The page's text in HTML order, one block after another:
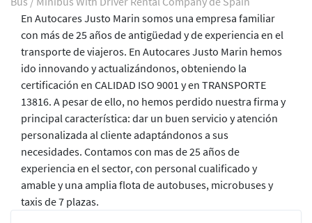
En Autocares Justo Marin somos una empresa familiar
con más de 25 años de antigüedad y de experiencia en el
transporte de viajeros. En Autocares Justo Marin hemos
ido innovando y actualizándonos, obteniendo la
certificación en CALIDAD ISO 9001 y en TRANSPORTE
13816. A pesar de ello, no hemos perdido nuestra firma y
principal característica: dar un buen servicio y atención
personalizada al cliente adaptándonos a sus
necesidades. Contamos con mas de 25 años de
experiencia en el sector, con personal cualificado y
amable y una amplia flota de autobuses, microbuses y
taxis de 7 plazas.